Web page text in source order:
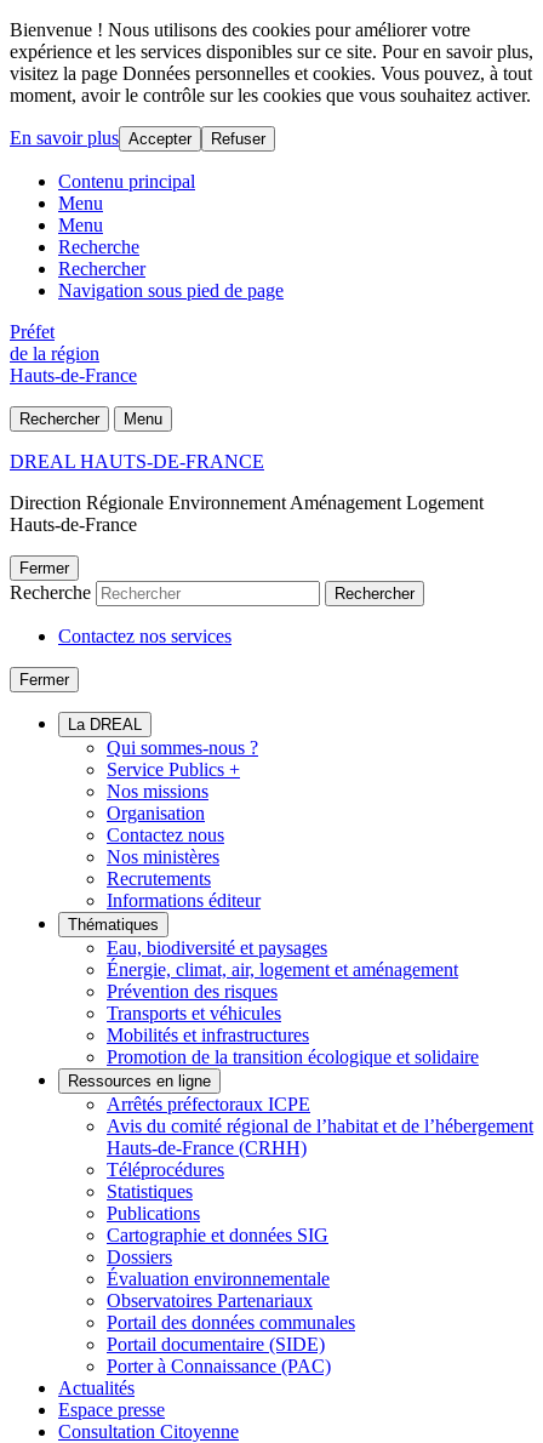
Bienvenue ! Nous utilisons des cookies pour améliorer votre
expérience et les services disponibles sur ce site. Pour en savoir plus,
visitez la page Données personnelles et cookies. Vous pouvez, à tout
moment, avoir le contrôle sur les cookies que vous souhaitez activer.
En savoir plus Accepter Refuser
Contenu principal
Menu
Menu
Recherche
Rechercher
Navigation sous pied de page
Préfet
de la région
Hauts-de-France
Rechercher Menu
DREAL HAUTS-DE-FRANCE
Direction Régionale Environnement Aménagement Logement
Hauts-de-France
Fermer
Recherche Rechercher
Contactez nos services
Fermer
La DREAL
Qui sommes-nous ?
Service Publics +
Nos missions
Organisation
Contactez nous
Nos ministères
Recrutements
Informations éditeur
Thématiques
Eau, biodiversité et paysages
Énergie, climat, air, logement et aménagement
Prévention des risques
Transports et véhicules
Mobilités et infrastructures
Promotion de la transition écologique et solidaire
Ressources en ligne
Arrêtés préfectoraux ICPE
Avis du comité régional de l’habitat et de l’hébergement
Hauts-de-France (CRHH)
Téléprocédures
Statistiques
Publications
Cartographie et données SIG
Dossiers
Évaluation environnementale
Observatoires Partenariaux
Portail des données communales
Portail documentaire (SIDE)
Porter à Connaissance (PAC)
Actualités
Espace presse
Consultation Citoyenne